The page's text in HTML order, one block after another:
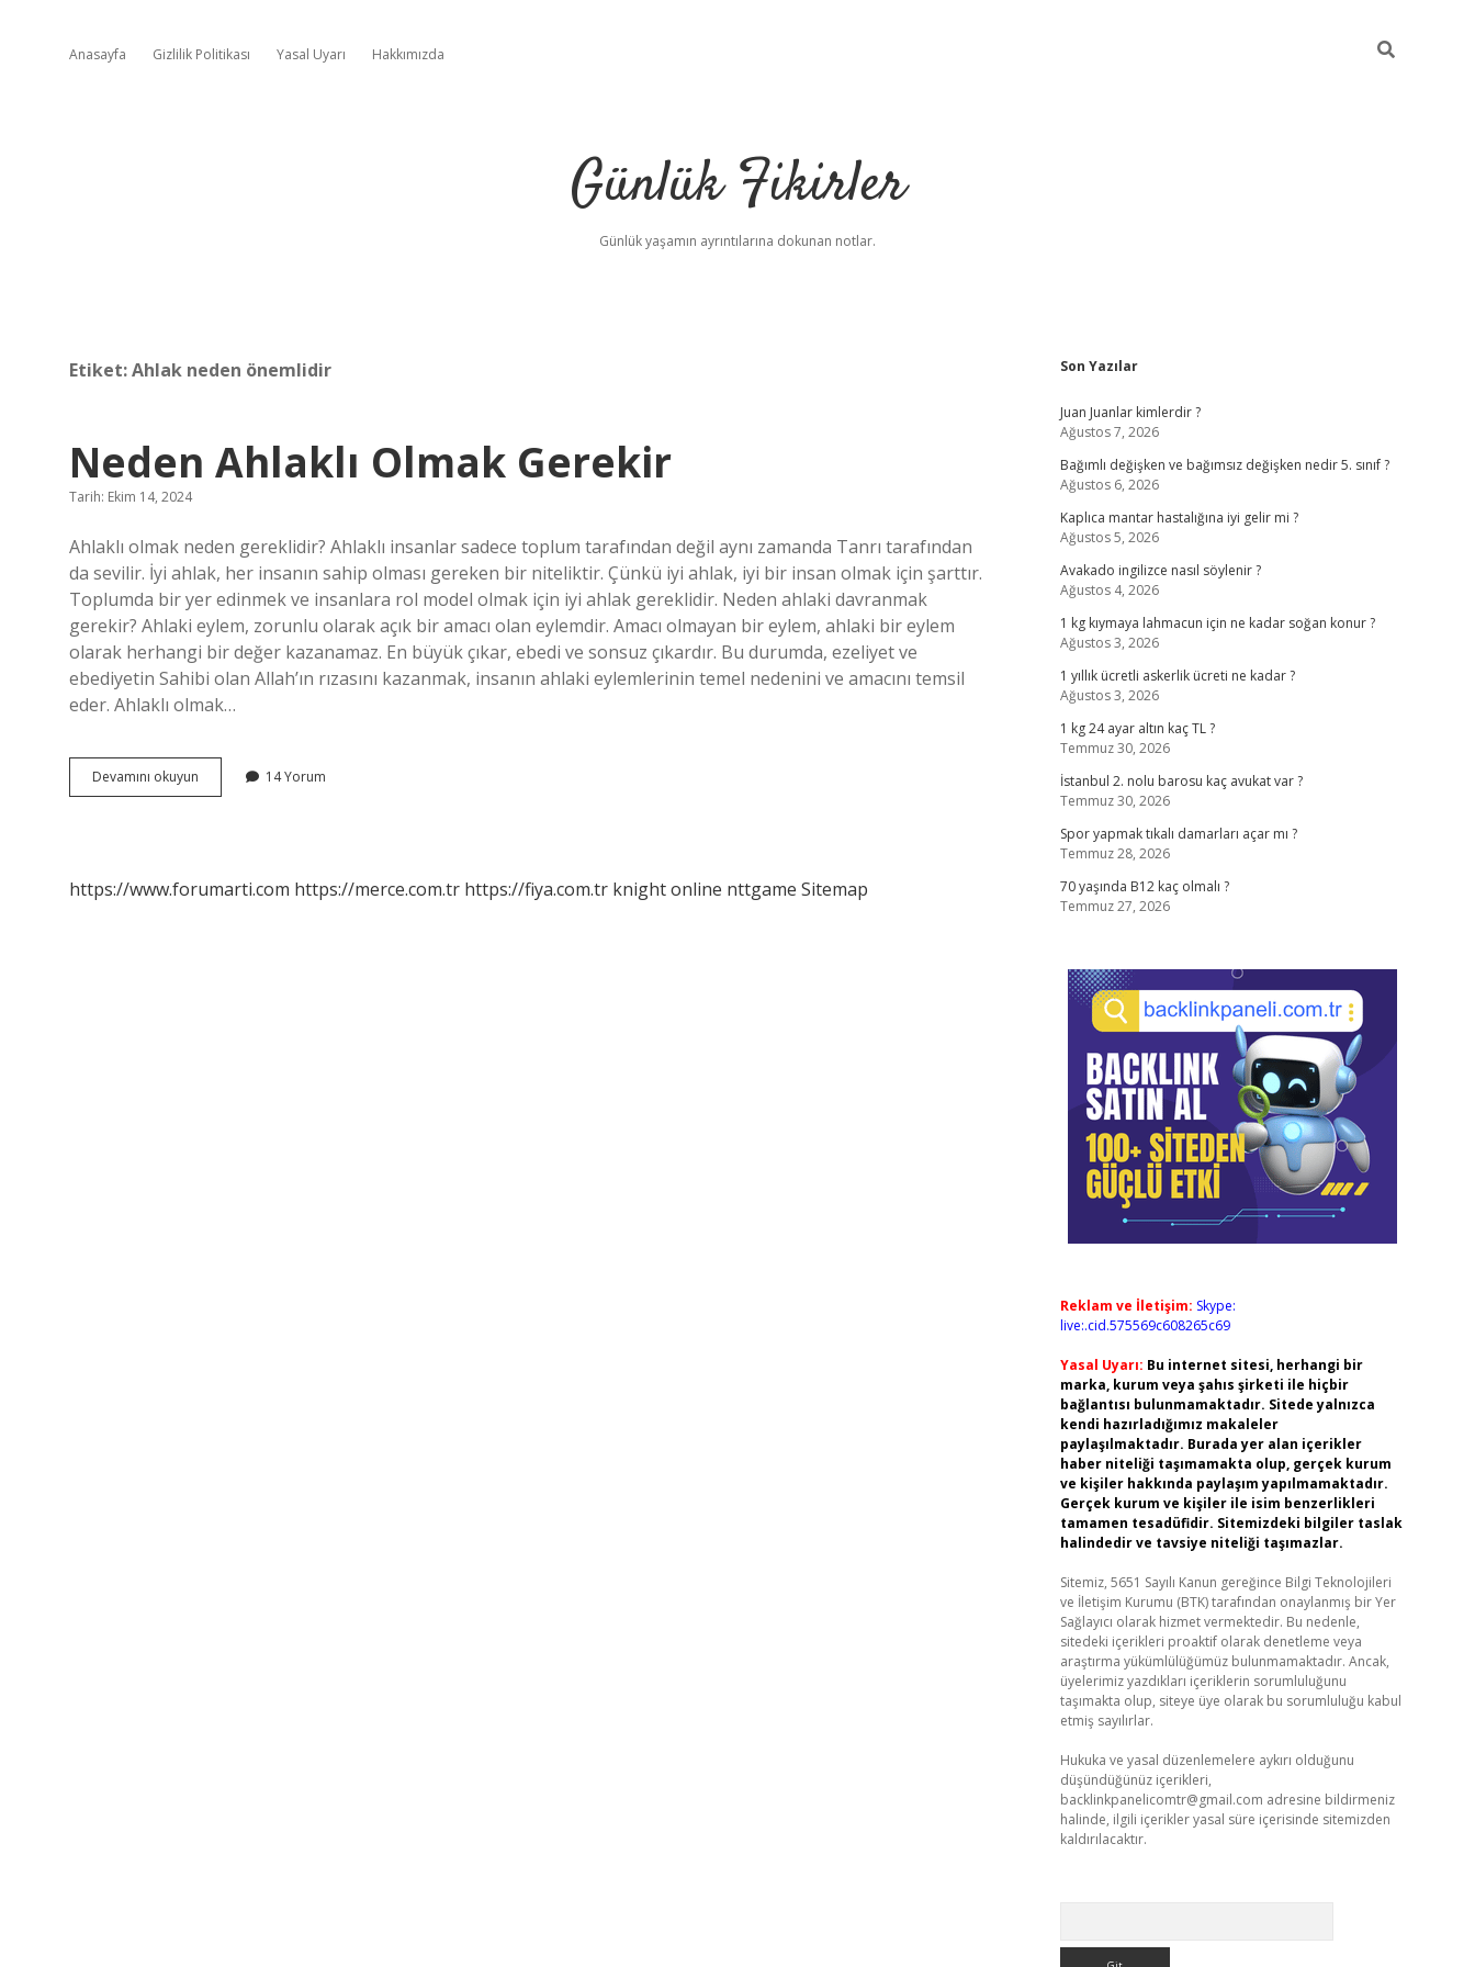
Anasayfa Gizlilik Politikası Yasal Uyarı Hakkımızda
Günlük Fikirler
Günlük yaşamın ayrıntılarına dokunan notlar.
Etiket:Ahlak neden önemlidir
Neden Ahlaklı Olmak Gerekir
Tarih: Ekim 14, 2024
Ahlaklı olmak neden gereklidir? Ahlaklı insanlar sadece toplum tarafından değil aynı zamanda Tanrı tarafından
da sevilir. İyi ahlak, her insanın sahip olması gereken bir niteliktir. Çünkü iyi ahlak, iyi bir insan olmak için şarttır.
Toplumda bir yer edinmek ve insanlara rol model olmak için iyi ahlak gereklidir. Neden ahlaki davranmak
gerekir? Ahlaki eylem, zorunlu olarak açık bir amacı olan eylemdir. Amacı olmayan bir eylem, ahlaki bir eylem
olarak herhangi bir değer kazanamaz. En büyük çıkar, ebedi ve sonsuz çıkardır. Bu durumda, ezeliyet ve
ebediyetin Sahibi olan Allah’ın rızasını kazanmak, insanın ahlaki eylemlerinin temel nedenini ve amacını temsil
eder. Ahlaklı olmak…
Devamını okuyun
Ahlaklı
14 Yorum
https://www.forumarti.com https://merce.com.tr https://fiya.com.tr knight online nttgame Sitemap
Sidebar
Son Yazılar
Juan Juanlar kimlerdir ?
Ağustos 7, 2026
Bağımlı değişken ve bağımsız değişken nedir 5. sınıf ?
Ağustos 6, 2026
Kaplıca mantar hastalığına iyi gelir mi ?
Ağustos 5, 2026
Avakado ingilizce nasıl söylenir ?
Ağustos 4, 2026
1 kg kıymaya lahmacun için ne kadar soğan konur ?
Ağustos 3, 2026
1 yıllık ücretli askerlik ücreti ne kadar ?
Ağustos 3, 2026
1 kg 24 ayar altın kaç TL ?
Temmuz 30, 2026
İstanbul 2. nolu barosu kaç avukat var ?
Temmuz 30, 2026
Spor yapmak tıkalı damarları açar mı ?
Temmuz 28, 2026
70 yaşında B12 kaç olmalı ?
Temmuz 27, 2026
Reklam ve İletişim: Skype:
live:.cid.575569c608265c69
Yasal Uyarı: Bu internet sitesi, herhangi bir
marka, kurum veya şahıs şirketi ile hiçbir
bağlantısı bulunmamaktadır. Sitede yalnızca
kendi hazırladığımız makaleler
paylaşılmaktadır. Burada yer alan içerikler
haber niteliği taşımamakta olup, gerçek kurum
ve kişiler hakkında paylaşım yapılmamaktadır.
Gerçek kurum ve kişiler ile isim benzerlikleri
tamamen tesadüfidir. Sitemizdeki bilgiler taslak
halindedir ve tavsiye niteliği taşımazlar.
Sitemiz, 5651 Sayılı Kanun gereğince Bilgi Teknolojileri
ve İletişim Kurumu (BTK) tarafından onaylanmış bir Yer
Sağlayıcı olarak hizmet vermektedir. Bu nedenle,
sitedeki içerikleri proaktif olarak denetleme veya
araştırma yükümlülüğümüz bulunmamaktadır. Ancak,
üyelerimiz yazdıkları içeriklerin sorumluluğunu
taşımakta olup, siteye üye olarak bu sorumluluğu kabul
etmiş sayılırlar.
Hukuka ve yasal düzenlemelere aykırı olduğunu
düşündüğünüz içerikleri,
backlinkpanelicomtr@gmail.com adresine bildirmeniz
halinde, ilgili içerikler yasal süre içerisinde sitemizden
kaldırılacaktır.